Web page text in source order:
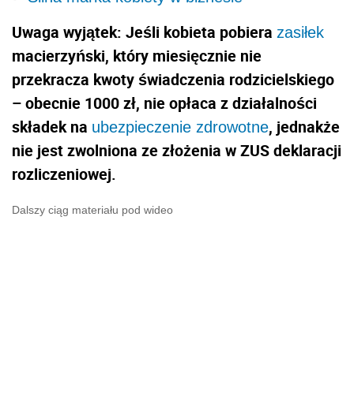
Uwaga wyjątek: Jeśli kobieta pobiera zasiłek
macierzyński, który miesięcznie nie
przekracza kwoty świadczenia rodzicielskiego
– obecnie 1000 zł, nie opłaca z działalności
składek na ubezpieczenie zdrowotne, jednakże
nie jest zwolniona ze złożenia w ZUS deklaracji
rozliczeniowej.
Dalszy ciąg materiału pod wideo